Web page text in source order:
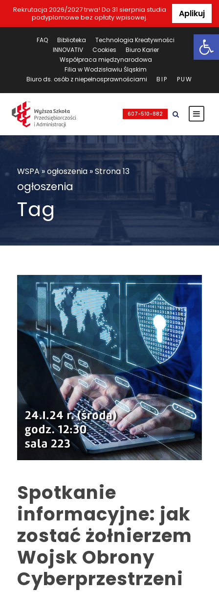
Rekrutacja 2026/2027 trwa! Do 31 sierpnia studia
podyplomowe bez opłaty wpisowej.
Aplikuj
FAQ Biblioteka
Technologia Kreatywności
INNOVATIV
Cookies
Biuro Karier
Współpraca międzynarodowa
Filia w Wodzisławiu Śląskim
Biuro ds. osób z niepełnosprawnościami
BIP PUW
607-510-882
WSPA »ogłoszenia »Strona 13
ogłoszenia
Tag
Spotkanie
informacyjne: jak
zostać żołnierzem
Wojsk Obrony
Cyberprzestrzeni